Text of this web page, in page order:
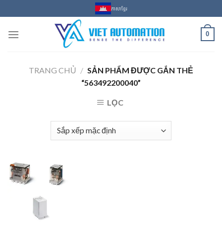
to
content
ភាសាខ្មែរ
0
TRANG CHỦ / SẢN PHẨM ĐƯỢC GẮN THẺ
“563492200040”
LỌC